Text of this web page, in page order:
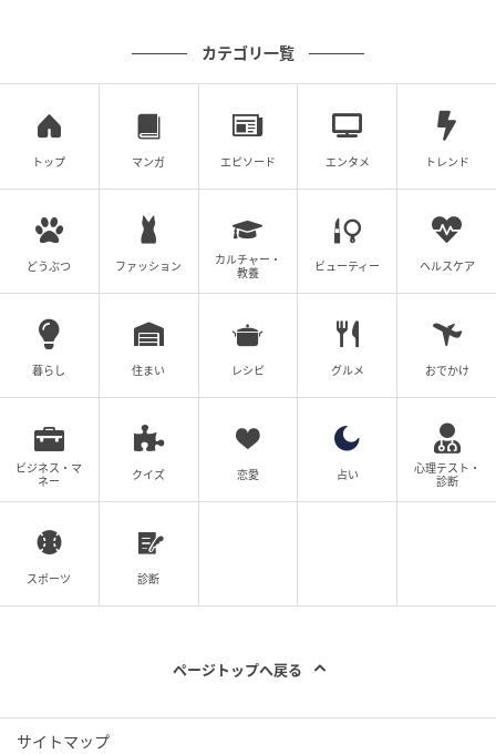
の記事をもっとみる
カテゴリ一覧
トップ マンガ エピソード エンタメ トレンド
どうぶつ ファッション
カルチャー・
教養
ビューティー ヘルスケア
暮らし 住まい レシピ グルメ おでかけ
ビジネス・マ
ネー
クイズ 恋愛 占い
心理テスト・
診断
スポーツ 診断
ページトップへ戻る
サイトマップ